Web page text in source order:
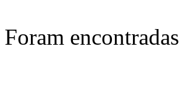
Foram encontradas